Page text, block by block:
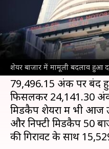
शेयर बाजार में मामूली बदलाव हुआ
क्या है खबर?
शेयर बाजारके सेंसेक्स और
हफ्ते के पहले कारोबारी
बाजार बंद होने तक
79,496.15 अंक पर बंद
फिसलकर 24,141.30
मिडकैप शेयरों में भी आज
और निफ्टी मिडकैप 50